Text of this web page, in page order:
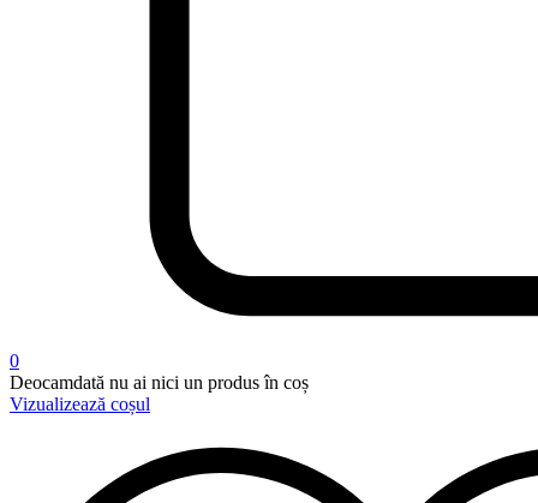
0
Deocamdată nu ai nici un produs în coș
Vizualizează coșul